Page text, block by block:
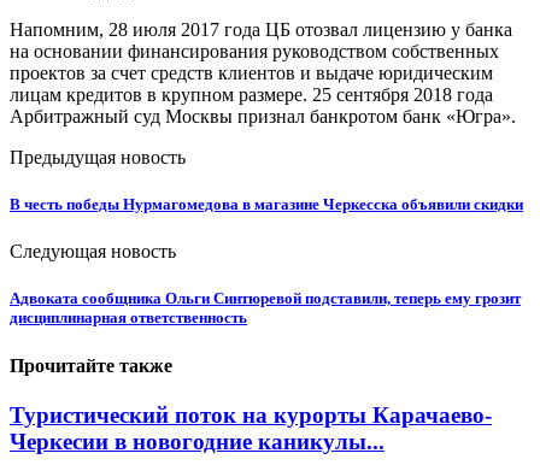
Напомним, 28 июля 2017 года ЦБ отозвал лицензию у банка
на основании финансирования руководством собственных
проектов за счет средств клиентов и выдаче юридическим
лицам кредитов в крупном размере. 25 сентября 2018 года
Арбитражный суд Москвы признал банкротом банк «Югра».
Предыдущая новость
В честь победы Нурмагомедова в магазине Черкесска объявили скидки
Следующая новость
Адвоката сообщника Ольги Синтюревой подставили, теперь ему грозит
дисциплинарная ответственность
Прочитайте также
Туристический поток на курорты Карачаево-
Черкесии в новогодние каникулы...